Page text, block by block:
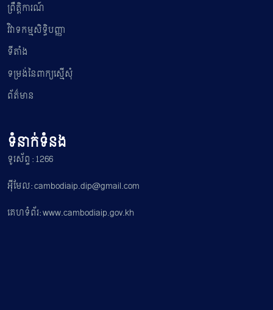
ព្រឹត្តិការណ៍
វិវាទកម្មសិទ្ធិបញ្ញា
ទីតាំង
ទម្រង់នៃពាក្យស្មើសុំ
ព័ត៌មាន
ទំនាក់ទំនង
ទូរស័ព្ទ : 1266
អ៊ីមែល: cambodiaip.dip@gmail.com
គេហទំព័រ: www.cambodiaip.gov.kh